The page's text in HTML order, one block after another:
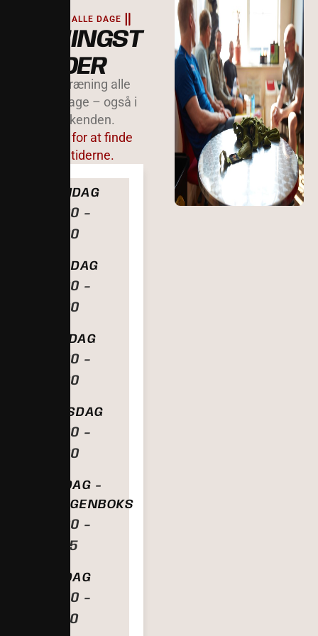
ÅBENT ALLE DAGE
ÅBNINGST
IDER
Vi har træning alle
ugens dage – også i
weekenden.
Klik her for at finde
holdtiderne.
MANDAG
16:00 -
20:00
TIRSDAG
16:00 -
20:00
ONSDAG
16:00 -
20:00
TORSDAG
16:00 -
20:00
FREDAG -
MORGENBOKS
06:00 -
07:15
FREDAG
15:30 -
18:00